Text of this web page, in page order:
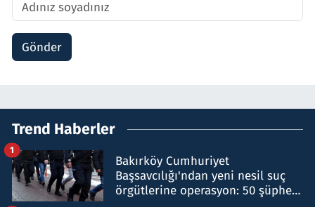
Gönder
Trend Haberler
Bakırköy Cumhuriyet
Başsavcılığı'ndan yeni nesil suç
örgütlerine operasyon: 50 şüpheli
1